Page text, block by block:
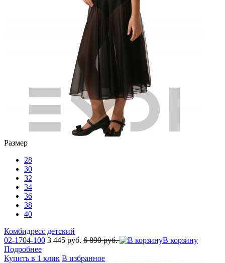
Размер
28
30
32
34
36
38
40
Комбидресс детский
02-1704-100 3 445 руб. 6 890 руб.
В корзину
Подробнее
Купить в 1 клик В избранное